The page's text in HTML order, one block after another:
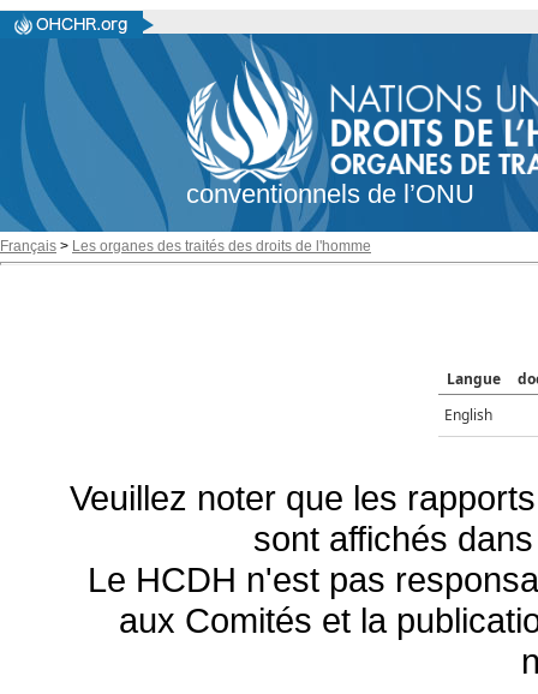
conventionnels de l’ONU
Français > Les organes des traités des droits de l'homme
Langue
English
Veuillez noter que les
sont affichés
Le HCDH n'est pas
aux Comités et la